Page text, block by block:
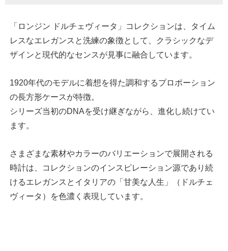
「ロンジン ドルチェヴィータ」コレクションは、タイム
レスなエレガンスと洗練の象徴として、クラシックなデ
ザインと現代的なセンスが見事に融合しています。
1920年代のモデルに着想を得た調和するプロポーション
の長方形ケースが特徴。
シリーズ当初のDNAを受け継ぎながら、進化し続けてい
ます。
さまざまな素材やカラーのバリエーションで展開される
時計は、コレクションのインスピレーション源であり続
けるエレガンスとイタリアの「甘美な人生」（ドルチェ
ヴィータ）を色濃く表現しています。